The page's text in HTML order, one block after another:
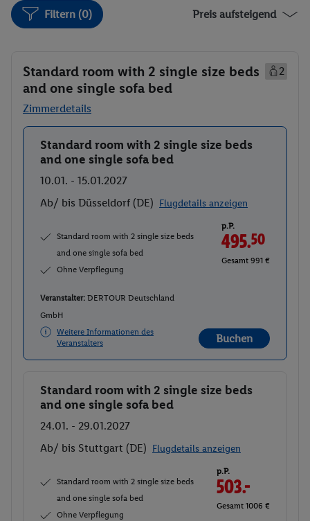
Filtern (0) Preis aufsteigend
Standard room with 2 single size beds
and one single sofa bed
2
Zimmerdetails
Buchen
Standard room with 2 single size beds
and one single sofa bed
10.01. - 15.01.2027
Ab/ bis Düsseldorf (DE) Flugdetails anzeigen
Standard room with 2 single size beds
and one single sofa bed
Ohne Verpflegung
p.P.
495.50
Gesamt 991 €
Veranstalter: DERTOUR Deutschland
GmbH
Weitere Informationen des
Veranstalters
Buchen
Buchen
Standard room with 2 single size beds
and one single sofa bed
24.01. - 29.01.2027
Ab/ bis Stuttgart (DE) Flugdetails anzeigen
Standard room with 2 single size beds
and one single sofa bed
Ohne Verpflegung
p.P.
503.-
Gesamt 1006 €